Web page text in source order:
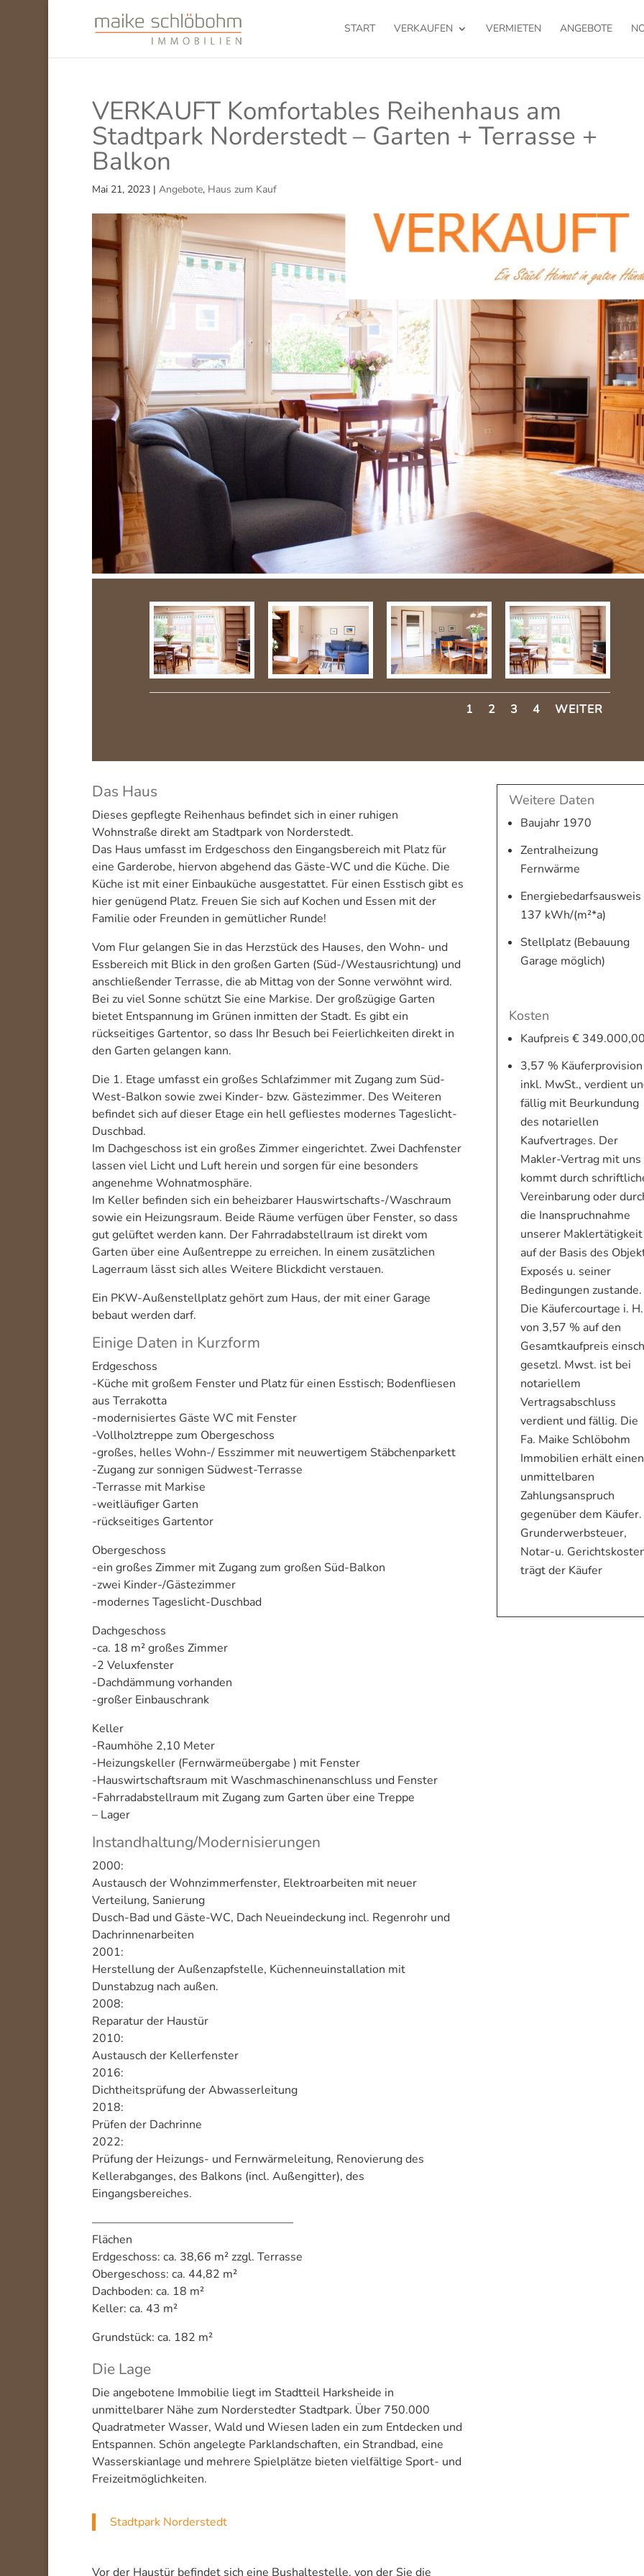
START VERKAUFEN VERMIETEN ANGEBOTE
VERKAUFT Komfortables Reihenhaus am
Stadtpark Norderstedt – Garten + Terrasse +
Balkon
Mai 21, 2023| Angebote, Haus zum Kauf
1 2 3 4 WEITER
Das Haus
Dieses gepflegte Reihenhaus befindet sich in einer ruhigen
Wohnstraße direkt am Stadtpark von Norderstedt.
Das Haus umfasst im Erdgeschoss den Eingangsbereich mit Platz für
eine Garderobe, hiervon abgehend das Gäste-WC und die Küche. Die
Küche ist mit einer Einbauküche ausgestattet. Für einen Esstisch gibt es
hier genügend Platz. Freuen Sie sich auf Kochen und Essen mit der
Familie oder Freunden in gemütlicher Runde!
Vom Flur gelangen Sie in das Herzstück des Hauses, den Wohn- und
Essbereich mit Blick in den großen Garten (Süd-/Westausrichtung) und
anschließender Terrasse, die ab Mittag von der Sonne verwöhnt wird.
Bei zu viel Sonne schützt Sie eine Markise. Der großzügige Garten
bietet Entspannung im Grünen inmitten der Stadt. Es gibt ein
rückseitiges Gartentor, so dass Ihr Besuch bei Feierlichkeiten direkt in
den Garten gelangen kann.
Die 1. Etage umfasst ein großes Schlafzimmer mit Zugang zum Süd-
West-Balkon sowie zwei Kinder- bzw. Gästezimmer. Des Weiteren
befindet sich auf dieser Etage ein hell gefliestes modernes Tageslicht-
Duschbad.
Im Dachgeschoss ist ein großes Zimmer eingerichtet. Zwei Dachfenster
lassen viel Licht und Luft herein und sorgen für eine besonders
angenehme Wohnatmosphäre.
Im Keller befinden sich ein beheizbarer Hauswirtschafts-/Waschraum
sowie ein Heizungsraum. Beide Räume verfügen über Fenster, so dass
gut gelüftet werden kann. Der Fahrradabstellraum ist direkt vom
Garten über eine Außentreppe zu erreichen. In einem zusätzlichen
Lagerraum lässt sich alles Weitere Blickdicht verstauen.
Ein PKW-Außenstellplatz gehört zum Haus, der mit einer Garage
bebaut werden darf.
Einige Daten in Kurzform
Erdgeschoss
-Küche mit großem Fenster und Platz für einen Esstisch; Bodenfliesen
aus Terrakotta
-modernisiertes Gäste WC mit Fenster
-Vollholztreppe zum Obergeschoss
-großes, helles Wohn-/ Esszimmer mit neuwertigem Stäbchenparkett
-Zugang zur sonnigen Südwest-Terrasse
-Terrasse mit Markise
-weitläufiger Garten
-rückseitiges Gartentor
Obergeschoss
-ein großes Zimmer mit Zugang zum großen Süd-Balkon
-zwei Kinder-/Gästezimmer
-modernes Tageslicht-Duschbad
Dachgeschoss
-ca. 18 m² großes Zimmer
-2 Veluxfenster
-Dachdämmung vorhanden
-großer Einbauschrank
Keller
-Raumhöhe 2,10 Meter
-Heizungskeller (Fernwärmeübergabe ) mit Fenster
-Hauswirtschaftsraum mit Waschmaschinenanschluss und Fenster
-Fahrradabstellraum mit Zugang zum Garten über eine Treppe
– Lager
Instandhaltung/Modernisierungen
2000:
Austausch der Wohnzimmerfenster, Elektroarbeiten mit neuer
Verteilung, Sanierung
Dusch-Bad und Gäste-WC, Dach Neueindeckung incl. Regenrohr und
Dachrinnenarbeiten
2001:
Herstellung der Außenzapfstelle, Küchenneuinstallation mit
Dunstabzug nach außen.
2008:
Reparatur der Haustür
2010:
Austausch der Kellerfenster
2016:
Dichtheitsprüfung der Abwasserleitung
2018:
Prüfen der Dachrinne
2022:
Prüfung der Heizungs- und Fernwärmeleitung, Renovierung des
Kellerabganges, des Balkons (incl. Außengitter), des
Eingangsbereiches.
—————————————————–
Flächen
Erdgeschoss: ca. 38,66 m² zzgl. Terrasse
Obergeschoss: ca. 44,82 m²
Dachboden: ca. 18 m²
Keller: ca. 43 m²
Grundstück: ca. 182 m²
Die Lage
Die angebotene Immobilie liegt im Stadtteil Harksheide in
unmittelbarer Nähe zum Norderstedter Stadtpark. Über 750.000
Quadratmeter Wasser, Wald und Wiesen laden ein zum Entdecken und
Entspannen. Schön angelegte Parklandschaften, ein Strandbad, eine
Wasserskianlage und mehrere Spielplätze bieten vielfältige Sport- und
Freizeitmöglichkeiten.
Stadtpark Norderstedt
Vor der Haustür befindet sich eine Bushaltestelle, von der Sie die
Weitere Daten
Baujahr 1970
Zentralheizung
Fernwärme
Energiebedarfsausweis
137 kWh/(m²*a)
Stellplatz (Bebauung
Garage möglich)
Kosten
Kaufpreis € 349.000,00
3,57 % Käuferprovision
inkl. MwSt., verdient
fällig mit Beurkundung
des notariellen
Kaufvertrages. Der
Makler-Vertrag mit uns
kommt durch
Vereinbarung oder
die Inanspruchnahme
unserer Maklertätigkeit
auf der Basis des
Exposés u. seiner
Bedingungen zustande.
Die Käufercourtage i. H.
von 3,57 % auf den
Gesamtkaufpreis
gesetzl. Mwst. ist bei
notariellem
Vertragsabschluss
verdient und fällig. Die
Fa. Maike Schlöbohm
Immobilien erhält einen
unmittelbaren
Zahlungsanspruch
gegenüber dem Käufer.
Grunderwerbsteuer,
Notar-u.
trägt der Käufer